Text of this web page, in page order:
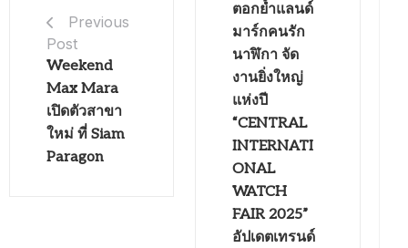
Previous
Post
Weekend
Max Mara
เปิดตัวสาขา
ใหม่ ที่ Siam
Paragon
ตอกย้ำแลนด์
มาร์กคนรัก
นาฬิกา จัด
งานยิ่งใหญ่
แห่งปี
“CENTRAL
INTERNATI
ONAL
WATCH
FAIR 2025”
อัปเดตเทรนด์